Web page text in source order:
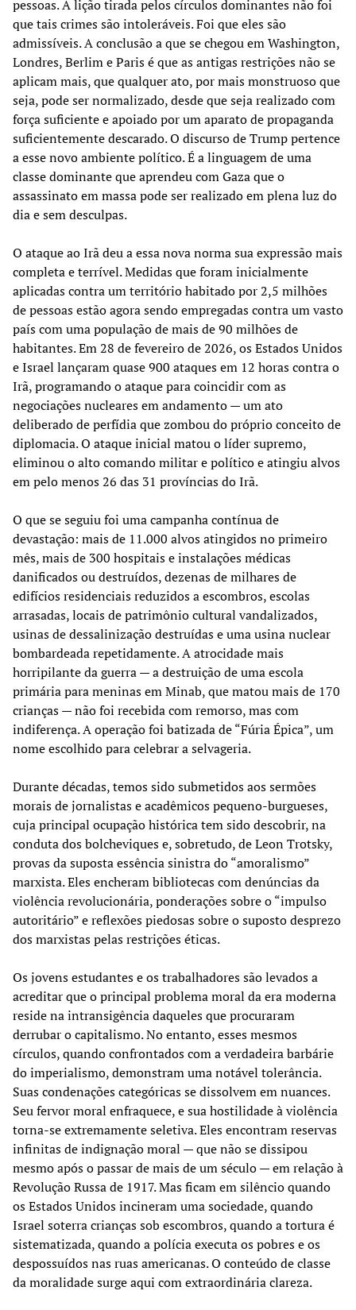
pessoas. A lição tirada pelos círculos dominantes não foi
que tais crimes são intoleráveis. Foi que eles são
admissíveis. A conclusão a que se chegou em Washington,
Londres, Berlim e Paris é que as antigas restrições não se
aplicam mais, que qualquer ato, por mais monstruoso que
seja, pode ser normalizado, desde que seja realizado com
força suficiente e apoiado por um aparato de propaganda
suficientemente descarado. O discurso de Trump pertence
a esse novo ambiente político. É a linguagem de uma
classe dominante que aprendeu com Gaza que o
assassinato em massa pode ser realizado em plena luz do
dia e sem desculpas.
O ataque ao Irã deu a essa nova norma sua expressão mais
completa e terrível. Medidas que foram inicialmente
aplicadas contra um território habitado por 2,5 milhões
de pessoas estão agora sendo empregadas contra um vasto
país com uma população de mais de 90 milhões de
habitantes. Em 28 de fevereiro de 2026, os Estados Unidos
e Israel lançaram quase 900 ataques em 12 horas contra o
Irã, programando o ataque para coincidir com as
negociações nucleares em andamento — um ato
deliberado de perfídia que zombou do próprio conceito de
diplomacia. O ataque inicial matou o líder supremo,
eliminou o alto comando militar e político e atingiu alvos
em pelo menos 26 das 31 províncias do Irã.
O que se seguiu foi uma campanha contínua de
devastação: mais de 11.000 alvos atingidos no primeiro
mês, mais de 300 hospitais e instalações médicas
danificados ou destruídos, dezenas de milhares de
edifícios residenciais reduzidos a escombros, escolas
arrasadas, locais de patrimônio cultural vandalizados,
usinas de dessalinização destruídas e uma usina nuclear
bombardeada repetidamente. A atrocidade mais
horripilante da guerra — a destruição de uma escola
primária para meninas em Minab, que matou mais de 170
crianças — não foi recebida com remorso, mas com
indiferença. A operação foi batizada de “Fúria Épica”, um
nome escolhido para celebrar a selvageria.
Durante décadas, temos sido submetidos aos sermões
morais de jornalistas e acadêmicos pequeno-burgueses,
cuja principal ocupação histórica tem sido descobrir, na
conduta dos bolcheviques e, sobretudo, de Leon Trotsky,
provas da suposta essência sinistra do “amoralismo”
marxista. Eles encheram bibliotecas com denúncias da
violência revolucionária, ponderações sobre o “impulso
autoritário” e reflexões piedosas sobre o suposto desprezo
dos marxistas pelas restrições éticas.
Os jovens estudantes e os trabalhadores são levados a
acreditar que o principal problema moral da era moderna
reside na intransigência daqueles que procuraram
derrubar o capitalismo. No entanto, esses mesmos
círculos, quando confrontados com a verdadeira barbárie
do imperialismo, demonstram uma notável tolerância.
Suas condenações categóricas se dissolvem em nuances.
Seu fervor moral enfraquece, e sua hostilidade à violência
torna-se extremamente seletiva. Eles encontram reservas
infinitas de indignação moral — que não se dissipou
mesmo após o passar de mais de um século — em relação à
Revolução Russa de 1917. Mas ficam em silêncio quando
os Estados Unidos incineram uma sociedade, quando
Israel soterra crianças sob escombros, quando a tortura é
sistematizada, quando a polícia executa os pobres e os
despossuídos nas ruas americanas. O conteúdo de classe
da moralidade surge aqui com extraordinária clareza.